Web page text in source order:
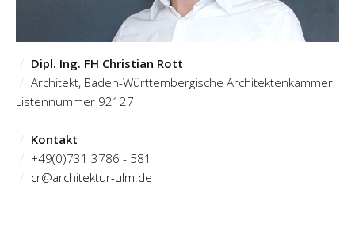
/ Dipl. Ing. FH Christian Rott
/ Architekt, Baden-Württembergische Architektenkammer
Listennummer 92127
/ Kontakt
/ +49(0)731 3786 - 581
/ cr@architektur-ulm.de